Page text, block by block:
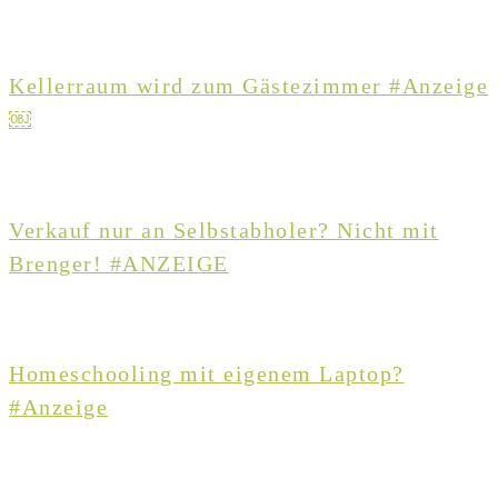
Kellerraum wird zum Gästezimmer #Anzeige
￼
Verkauf nur an Selbstabholer? Nicht mit
Brenger! #ANZEIGE
Homeschooling mit eigenem Laptop?
#Anzeige